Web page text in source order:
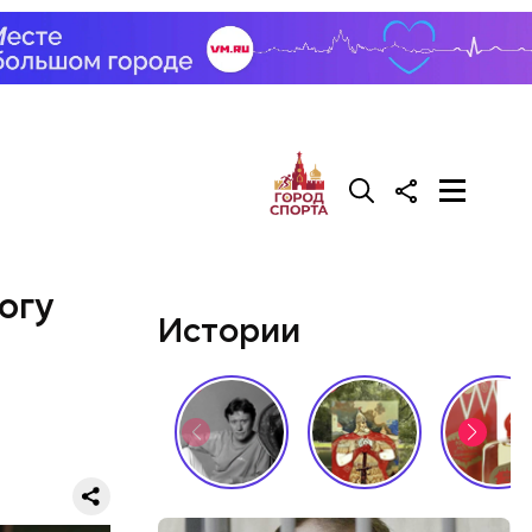
Чем
что это
Истории